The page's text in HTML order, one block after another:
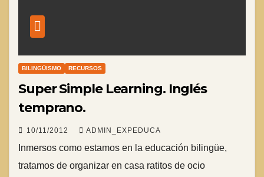
BILINGÜISMO RECURSOS
Super Simple Learning. Inglés
temprano.
10/11/2012 ADMIN_EXPEDUCA
Inmersos como estamos en la educación bilingüe,
tratamos de organizar en casa ratitos de ocio